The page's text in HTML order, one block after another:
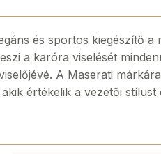
és sportos kiegészítő
a karóra viselését
A Maserati
értékelik a vezetői